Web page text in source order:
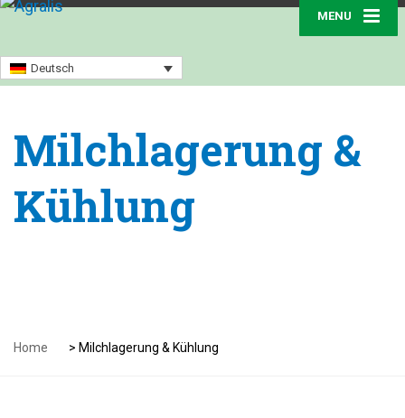
Deutsch
MENU
Milchlagerung &
Kühlung
Home > Milchlagerung & Kühlung